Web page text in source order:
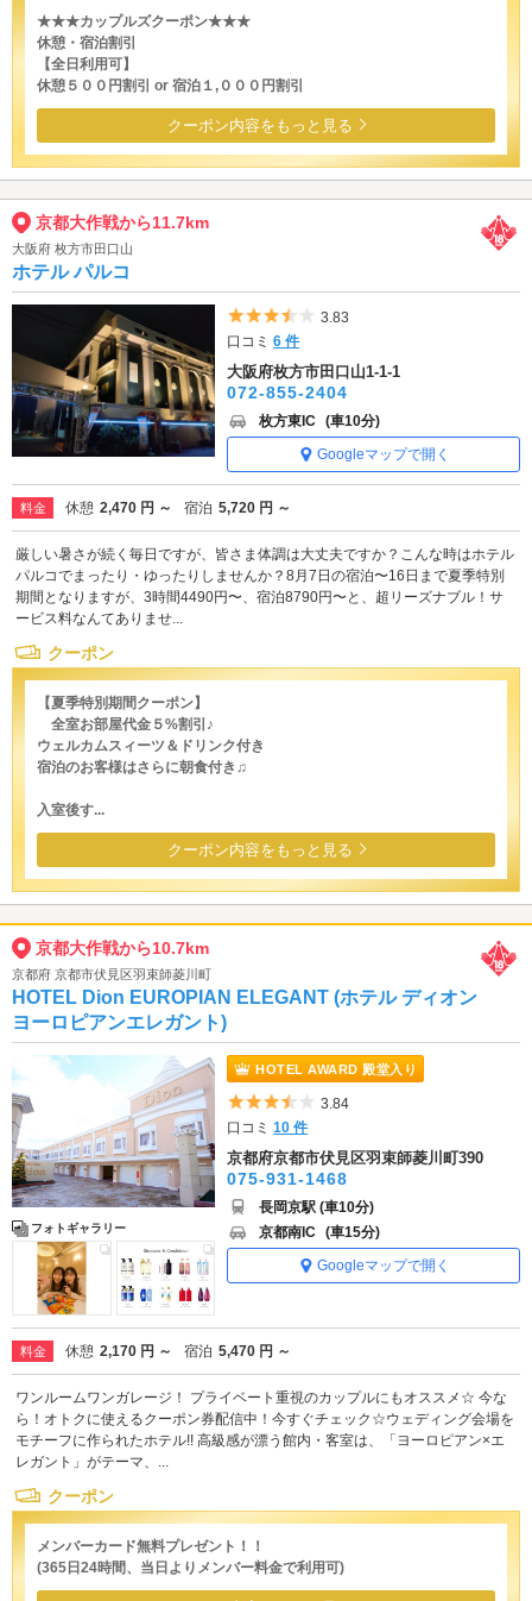
★★★カップルズクーポン★★★
休憩・宿泊割引
【全日利用可】
休憩５００円割引 or 宿泊１,０００円割引
クーポン内容をもっと見る
京都大作戦から11.7km
大阪府 枚方市田口山
ホテル パルコ
5つ星のうち3.5
3.83
口コミ6 件
大阪府枚方市田口山1-1-1
072-855-2404
枚方東IC (車10分)
Googleマップで開く
料金 休憩 2,470 円 ～ 宿泊 5,720 円 ～
厳しい暑さが続く毎日ですが、皆さま体調は大丈夫ですか？こんな時はホテル
パルコでまったり・ゆったりしませんか？8月7日の宿泊〜16日まで夏季特別
期間となりますが、3時間4490円〜、宿泊8790円〜と、超リーズナブル！サ
ービス料なんてありませ...
クーポン
【夏季特別期間クーポン】
全室お部屋代金５%割引♪
ウェルカムスィーツ＆ドリンク付き
宿泊のお客様はさらに朝食付き♫
入室後す...
クーポン内容をもっと見る
京都大作戦から10.7km
京都府 京都市伏見区羽束師菱川町
HOTEL Dion EUROPIAN ELEGANT (ホテル ディオン
ヨーロピアンエレガント)
フォトギャラリー
HOTEL AWARD 殿堂入り
5つ星のうち3.5
3.84
口コミ10 件
京都府京都市伏見区羽束師菱川町390
075-931-1468
長岡京駅 (車10分)
京都南IC (車15分)
Googleマップで開く
料金 休憩 2,170 円 ～ 宿泊 5,470 円 ～
ワンルームワンガレージ！ プライベート重視のカップルにもオススメ☆ 今な
ら！オトクに使えるクーポン券配信中！今すぐチェック☆ウェディング会場を
モチーフに作られたホテル!! 高級感が漂う館内・客室は、「ヨーロピアン×エ
レガント」がテーマ、...
クーポン
メンバーカード無料プレゼント！！
(365日24時間、当日よりメンバー料金で利用可)